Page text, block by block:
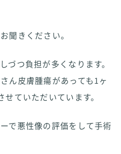
聞きください。
づつ負担が多くなります。
ん皮膚腫瘍があっても1ヶ
ていただいています。
で悪性像の評価をして手術